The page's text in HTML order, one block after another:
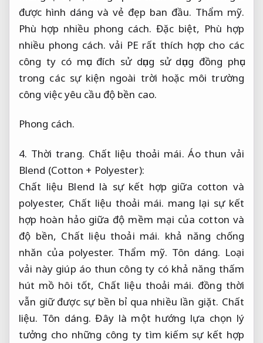
được hình dáng và vẻ đẹp ban đầu. Thẩm mỹ.
Phù hợp nhiều phong cách. Đặc biệt, Phù hợp
nhiều phong cách. vải PE rất thích hợp cho các
công ty có mục đích sử dụng sử dụng đồng phục
trong các sự kiện ngoài trời hoặc môi trường
công việc yêu cầu độ bền cao.
Phong cách.
4. Thời trang. Chất liệu thoải mái. Áo thun vải
Blend (Cotton + Polyester):
Chất liệu Blend là sự kết hợp giữa cotton và
polyester, Chất liệu thoải mái. mang lại sự kết
hợp hoàn hảo giữa độ mềm mại của cotton và
độ bền, Chất liệu thoải mái. khả năng chống
nhăn của polyester. Thẩm mỹ. Tôn dáng. Loại
vải này giúp áo thun công ty có khả năng thấm
hút mồ hôi tốt, Chất liệu thoải mái. đồng thời
vẫn giữ được sự bền bỉ qua nhiều lần giặt. Chất
liệu. Tôn dáng. Đây là một hướng lựa chọn lý
tưởng cho những công ty tìm kiếm sự kết hợp